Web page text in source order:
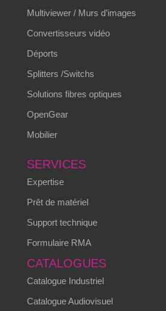
Multiviewer / Murs d’images
Convertisseurs vidéo
Déports
Splitters /Switchs
Solutions fibres optiques
OpenGear
Mobilier
SERVICES
Expertise
Prêt de matériel
Support technique
Formulaire RMA
CATALOGUES
Catalogue Industriel
Catalogue Audiovisuel